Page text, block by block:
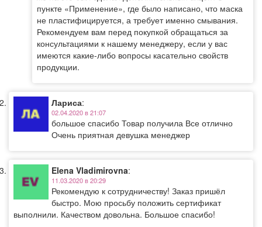
пункте «Применение», где было написано, что маска
не пластифицируется, а требует именно смывания.
Рекомендуем вам перед покупкой обращаться за
консультациями к нашему менеджеру, если у вас
имеются какие-либо вопросы касательно свойств
продукции.
Лариса:
02.04.2020 в 21:07
большое спасибо Товар получила Все отлично
Очень приятная девушка менеджер
Elena Vladimirovna:
11.03.2020 в 20:29
Рекомендую к сотрудничеству! Заказ пришёл
быстро. Мою просьбу положить сертификат
выполнили. Качеством довольна. Большое спасибо!